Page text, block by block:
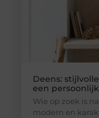
Deens:
een
Wie op zoek is
modern en